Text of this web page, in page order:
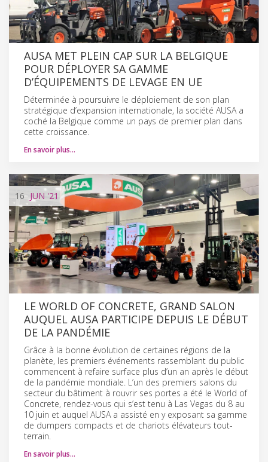
AUSA MET PLEIN CAP SUR LA BELGIQUE
POUR DÉPLOYER SA GAMME
D’ÉQUIPEMENTS DE LEVAGE EN UE
Déterminée à poursuivre le déploiement de son plan
stratégique d’expansion internationale, la société AUSA a
coché la Belgique comme un pays de premier plan dans
cette croissance.
En savoir plus…
16 JUN '21
LE WORLD OF CONCRETE, GRAND SALON
AUQUEL AUSA PARTICIPE DEPUIS LE DÉBUT
DE LA PANDÉMIE
Grâce à la bonne évolution de certaines régions de la
planète, les premiers événements rassemblant du public
commencent à refaire surface plus d’un an après le début
de la pandémie mondiale. L’un des premiers salons du
secteur du bâtiment à rouvrir ses portes a été le World of
Concrete, rendez-vous qui s’est tenu à Las Vegas du 8 au
10 juin et auquel AUSA a assisté en y exposant sa gamme
de dumpers compacts et de chariots élévateurs tout-
terrain.
En savoir plus…